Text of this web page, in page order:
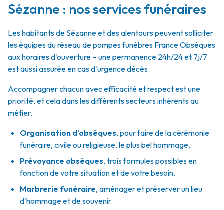
Sézanne : nos services funéraires
Les habitants de Sézanne et des alentours peuvent solliciter
les équipes du réseau de pompes funèbres France Obsèques
aux horaires d'ouverture – une permanence 24h/24 et 7j/7
est aussi assurée en cas d'urgence décès.
Accompagner chacun avec efficacité et respect est une
priorité, et cela dans les différents secteurs inhérents au
métier.
Organisation d'obsèques, pour faire de la cérémonie
funéraire, civile ou religieuse, le plus bel hommage.
Prévoyance obsèques, trois formules possibles en
fonction de votre situation et de votre besoin.
Marbrerie funéraire, aménager et préserver un lieu
d'hommage et de souvenir.